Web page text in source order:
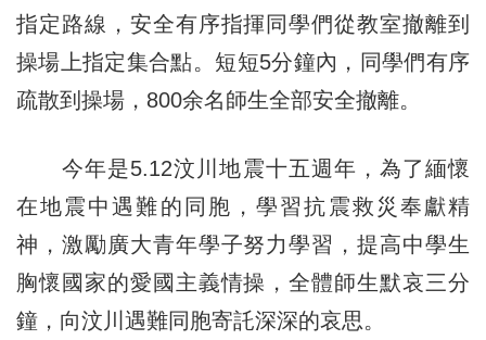
指定路線，安全有序指揮同學們從教室撤離到
操場上指定集合點。短短5分鐘內，同學們有序
疏散到操場，800余名師生全部安全撤離。
今年是5.12汶川地震十五週年，為了緬懷
在地震中遇難的同胞，學習抗震救災奉獻精
神，激勵廣大青年學子努力學習，提高中學生
胸懷國家的愛國主義情操，全體師生默哀三分
鐘，向汶川遇難同胞寄託深深的哀思。